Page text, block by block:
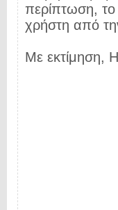
περίπτωση, το
χρήστη από
Με εκτίμηση,